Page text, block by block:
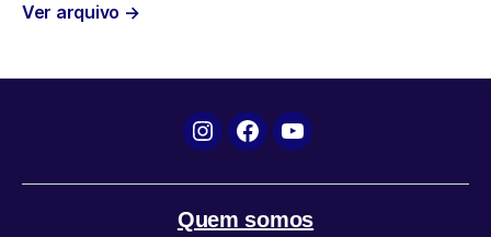
o
k p m
Ver arquivo →
Instagram
FacebookYouTube
Quem somos